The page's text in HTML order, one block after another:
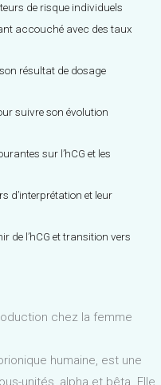
de risque individuels
accouché avec des taux
résultat de dosage
suivre son évolution
sur l’hCG et les
d’interprétation et leur
de l’hCG et transition vers
chez la femme
humaine, est une
unités, alpha et bêta. Elle